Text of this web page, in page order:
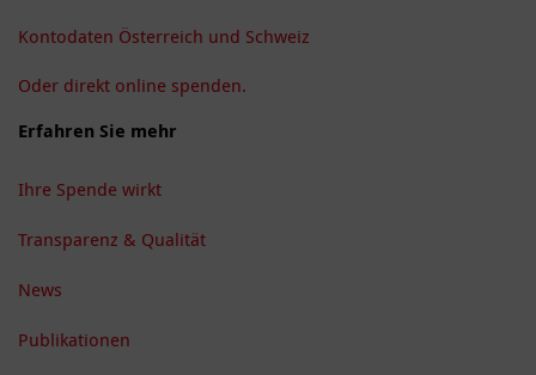
Kontodaten Österreich und Schweiz
Oder direkt online spenden.
Erfahren Sie mehr
Ihre Spende wirkt
Transparenz & Qualität
News
Publikationen